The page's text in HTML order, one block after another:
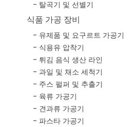
탈곡기 및 선별기
식품 가공 장비
유제품 및 요구르트 가공기
식용유 압착기
튀김 음식 생산 라인
과일 및 채소 세척기
주스 펄퍼 및 추출기
육류 가공기
견과류 가공기
파스타 가공기